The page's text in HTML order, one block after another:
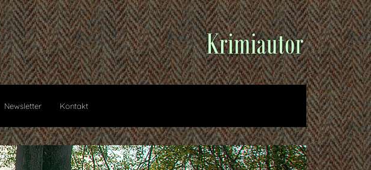
Newsletter Kontakt